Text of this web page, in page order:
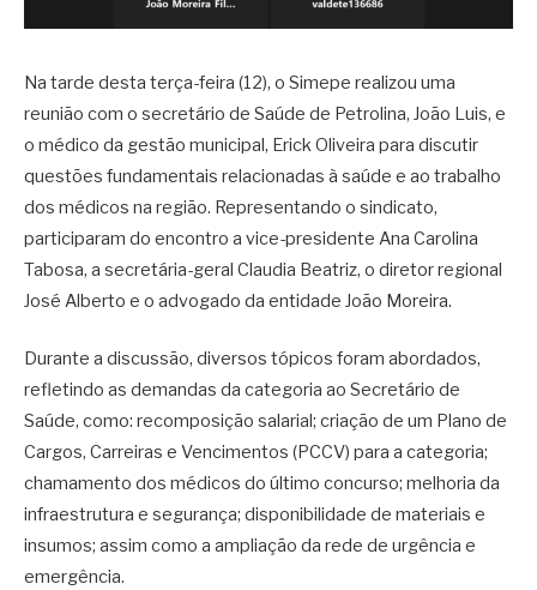
Na tarde desta terça-feira (12), o Simepe realizou uma
reunião com o secretário de Saúde de Petrolina, João Luis, e
o médico da gestão municipal, Erick Oliveira para discutir
questões fundamentais relacionadas à saúde e ao trabalho
dos médicos na região. Representando o sindicato,
participaram do encontro a vice-presidente Ana Carolina
Tabosa, a secretária-geral Claudia Beatriz, o diretor regional
José Alberto e o advogado da entidade João Moreira.
Durante a discussão, diversos tópicos foram abordados,
refletindo as demandas da categoria ao Secretário de
Saúde, como: recomposição salarial; criação de um Plano de
Cargos, Carreiras e Vencimentos (PCCV) para a categoria;
chamamento dos médicos do último concurso; melhoria da
infraestrutura e segurança; disponibilidade de materiais e
insumos; assim como a ampliação da rede de urgência e
emergência.